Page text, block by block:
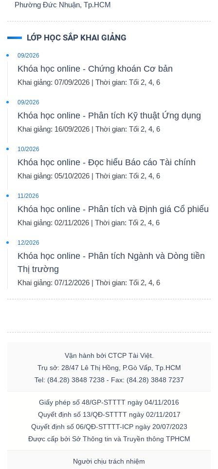
Phường Đức Nhuận, Tp.HCM
LỚP HỌC SẮP KHAI GIẢNG
09/2026
Khóa học online - Chứng khoán Cơ bản
Khai giảng: 07/09/2026 | Thời gian: Tối 2, 4, 6
09/2026
Khóa học online - Phân tích Kỹ thuật Ứng dụng
Khai giảng: 16/09/2026 | Thời gian: Tối 2, 4, 6
10/2026
Khóa học online - Đọc hiểu Báo cáo Tài chính
Khai giảng: 05/10/2026 | Thời gian: Tối 2, 4, 6
11/2026
Khóa học online - Phân tích và Định giá Cổ phiếu
Khai giảng: 02/11/2026 | Thời gian: Tối 2, 4, 6
12/2026
Khóa học online - Phân tích Ngành và Dòng tiền
Thị trường
Khai giảng: 07/12/2026 | Thời gian: Tối 2, 4, 6
Vận hành bởi CTCP Tài Việt.
Trụ sở: 28/47 Lê Thị Hồng, P.Gò Vấp, Tp.HCM
Tel: (84.28) 3848 7238 - Fax: (84.28) 3848 7237
Giấy phép số 48/GP-STTTT ngày 04/11/2016
Quyết định số 13/QĐ-STTTT ngày 02/11/2017
Quyết định số 06/QĐ-STTTT-ICP ngày 20/07/2023
Được cấp bởi Sở Thông tin và Truyền thông TPHCM
Người chịu trách nhiệm